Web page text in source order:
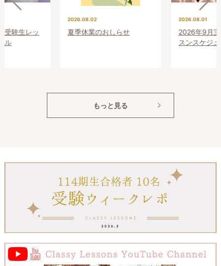
受験生レッ
ル
2026.08.02
夏季休業のおしらせ
2026.08.01
2026年9月
スンスケジ
もっと見る